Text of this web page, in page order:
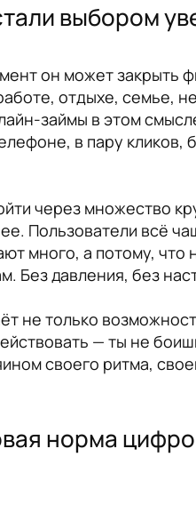
выбором
он может закрыть
отдыхе, семье,
займы в этом
в пару
через множество
Пользователи всё
много, а потому,
Без давления, без
не только
— ты не
своего ритма,
норма